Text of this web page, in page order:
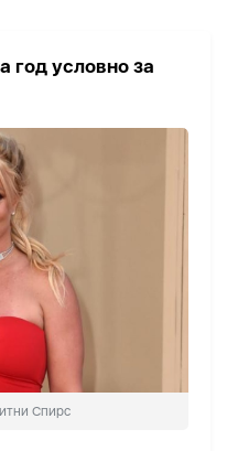
год условно за
Спирс